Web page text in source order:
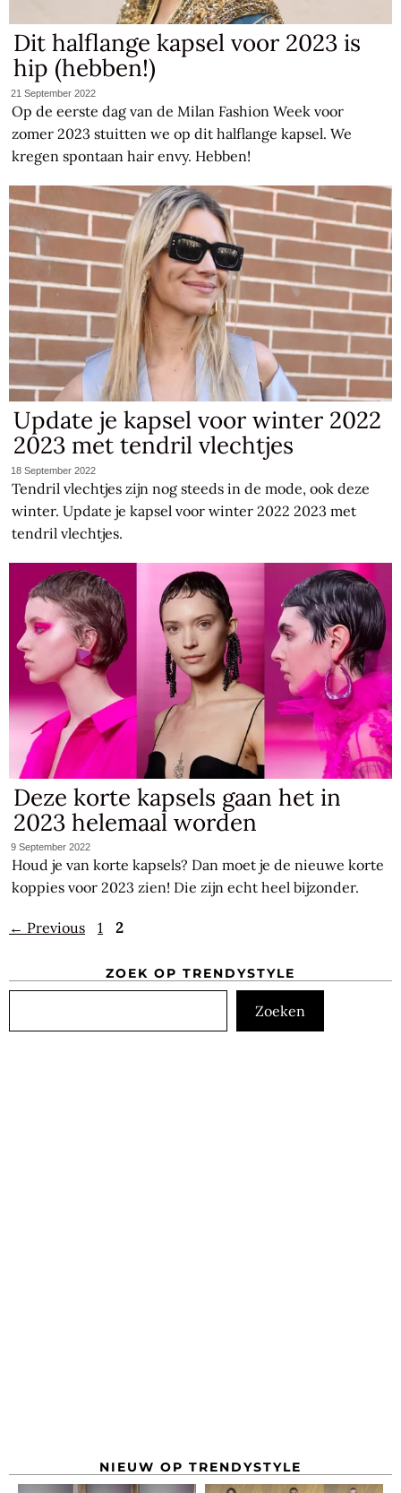
Dit halflange kapsel voor 2023 is
hip (hebben!)
21 September 2022
Op de eerste dag van de Milan Fashion Week voor
zomer 2023 stuitten we op dit halflange kapsel. We
kregen spontaan hair envy. Hebben!
Update je kapsel voor winter 2022
2023 met tendril vlechtjes
18 September 2022
Tendril vlechtjes zijn nog steeds in de mode, ook deze
winter. Update je kapsel voor winter 2022 2023 met
tendril vlechtjes.
Deze korte kapsels gaan het in
2023 helemaal worden
9 September 2022
Houd je van korte kapsels? Dan moet je de nieuwe korte
koppies voor 2023 zien! Die zijn echt heel bijzonder.
← Previous Page
1 Page
2
ZOEK OP TRENDYSTYLE
Zoeken
NIEUW OP TRENDYSTYLE